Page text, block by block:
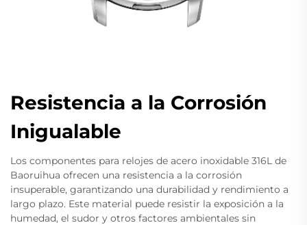
Resistencia a la Corrosión
Inigualable
Los componentes para relojes de acero inoxidable 316L de
Baoruihua ofrecen una resistencia a la corrosión
insuperable, garantizando una durabilidad y rendimiento a
largo plazo. Este material puede resistir la exposición a la
humedad, el sudor y otros factores ambientales sin